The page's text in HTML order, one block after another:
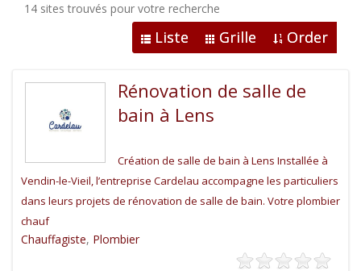
14 sites trouvés pour votre recherche
Liste Grille Order
Rénovation de salle de
bain à Lens
Création de salle de bain à Lens Installée à
Vendin-le-Vieil, l’entreprise Cardelau accompagne les particuliers
dans leurs projets de rénovation de salle de bain. Votre plombier
chauf
Chauffagiste, Plombier